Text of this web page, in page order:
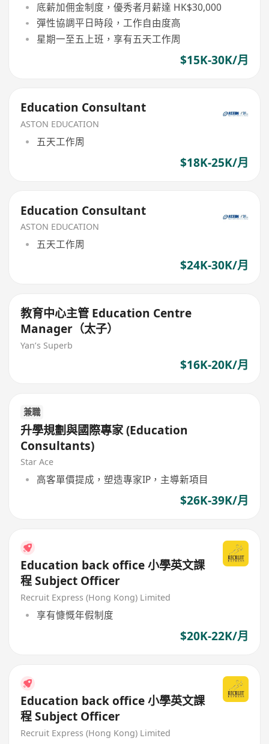
底薪加佣金制度，優秀者月薪達 HK$30,000
彈性協調平日時段，工作自由度高
星期一至五上班，享有五天工作周
$15K-30K/月
Education Consultant
ASTON EDUCATION
五天工作周
$18K-25K/月
Education Consultant
ASTON EDUCATION
五天工作周
$24K-30K/月
教育中心主管 Education Centre
Manager（太子）
Yan’s Superb
$16K-20K/月
兼職
升學規劃與國際專家 (Education
Consultants)
Star Ace
高客單價提成，塑造專家IP，主導新項目
$26K-39K/月
Education back office 小學英文課
程 Subject Officer
Recruit Express (Hong Kong) Limited
享有慷慨年假制度
$20K-22K/月
Education back office 小學英文課
程 Subject Officer
Recruit Express (Hong Kong) Limited